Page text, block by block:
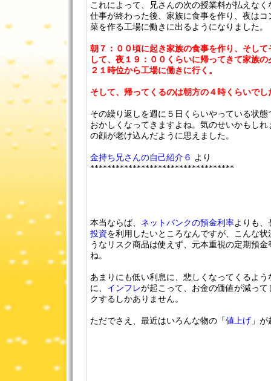
これによって、兄さんの次の授業料が払えな
仕事が終わった後、家族に食事を作り、夜は
菜を作る工場に働きに出るようになりました。
朝７：００頃に起き家族の食事を作り、そし
して、夜１９：００くらいに帰ってきて家族
２１時位から工場に働きに行く。
そして、帰ってくるのは朝方の４時くらいでし
その繰り返しを週に５日くらいやっている状
おかしくなってきますよね。気のせいかもし
の顔が老け込んだように思えました。
金持ち兄さんの自己紹介６ より
**********************************
本当ならば、 ネットバンクの預金利率よりも、
投資を利用したいところなんですが、こんな
うなリスク商品は使えず、元本重視の定期預
ね。
あまりにも低い利息に、悲しくなってくるよ
に、 インフレが起こって、お金の価値が減っ
クするしかありません。
ただでさえ、最近はいろんな物の「 値上げ」が